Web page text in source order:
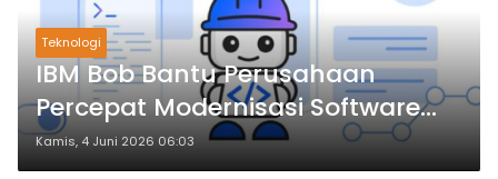
Teknologi
IBM Bob Bantu Perusahaan
Percepat Modernisasi Software
Berbasis AI
Kamis, 4 Juni 2026 06:03